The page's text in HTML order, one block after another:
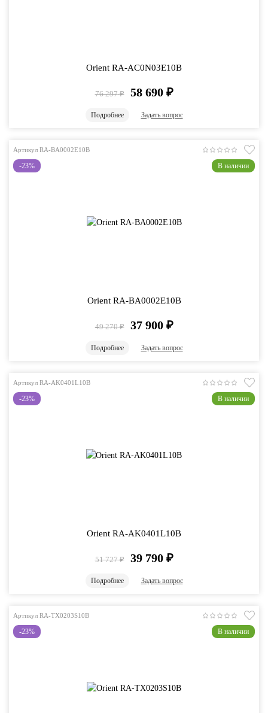
Orient RA-AC0N03E10B
76 297 ₽ 58 690 ₽
Подробнее Задать вопрос
Артикул RA-BA0002E10B
-23% В наличии
Orient RA-BA0002E10B
49 270 ₽ 37 900 ₽
Подробнее Задать вопрос
Артикул RA-AK0401L10B
-23% В наличии
Orient RA-AK0401L10B
51 727 ₽ 39 790 ₽
Подробнее Задать вопрос
Артикул RA-TX0203S10B
-23% В наличии